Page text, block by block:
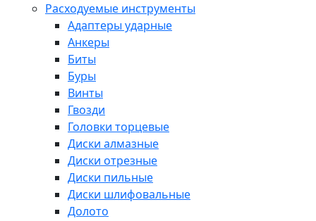
Расходуемые инструменты
Адаптеры ударные
Анкеры
Биты
Буры
Винты
Гвозди
Головки торцевые
Диски алмазные
Диски отрезные
Диски пильные
Диски шлифовальные
Долото